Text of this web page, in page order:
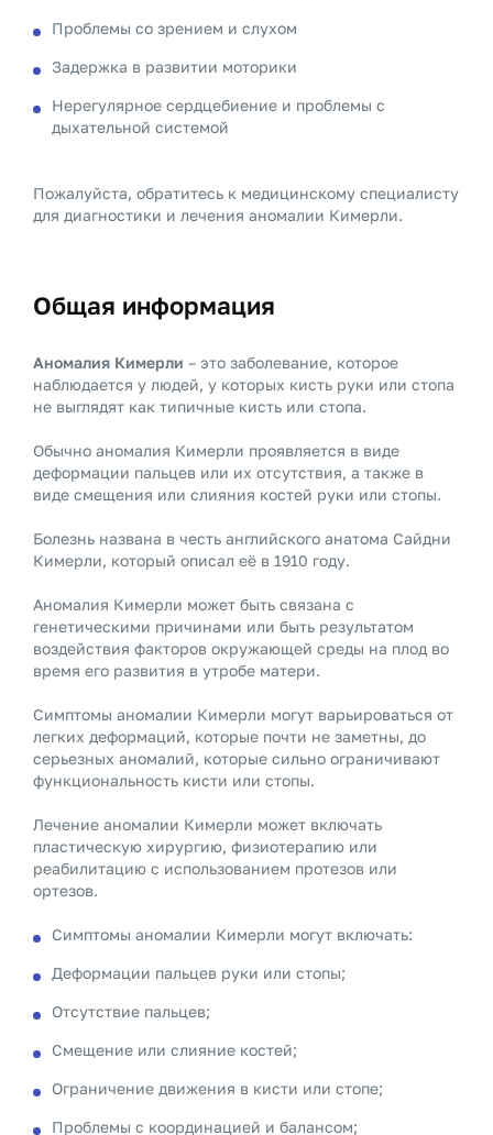
Проблемы со зрением и слухом
Задержка в развитии моторики
Нерегулярное сердцебиение и проблемы с
дыхательной системой
Пожалуйста, обратитесь к медицинскому специалисту
для диагностики и лечения аномалии Кимерли.
Общая информация
Аномалия Кимерли – это заболевание, которое
наблюдается у людей, у которых кисть руки или стопа
не выглядят как типичные кисть или стопа.
Обычно аномалия Кимерли проявляется в виде
деформации пальцев или их отсутствия, а также в
виде смещения или слияния костей руки или стопы.
Болезнь названа в честь английского анатома Сайдни
Кимерли, который описал её в 1910 году.
Аномалия Кимерли может быть связана с
генетическими причинами или быть результатом
воздействия факторов окружающей среды на плод во
время его развития в утробе матери.
Симптомы аномалии Кимерли могут варьироваться от
легких деформаций, которые почти не заметны, до
серьезных аномалий, которые сильно ограничивают
функциональность кисти или стопы.
Лечение аномалии Кимерли может включать
пластическую хирургию, физиотерапию или
реабилитацию с использованием протезов или
ортезов.
Симптомы аномалии Кимерли могут включать:
Деформации пальцев руки или стопы;
Отсутствие пальцев;
Смещение или слияние костей;
Ограничение движения в кисти или стопе;
Проблемы с координацией и балансом;